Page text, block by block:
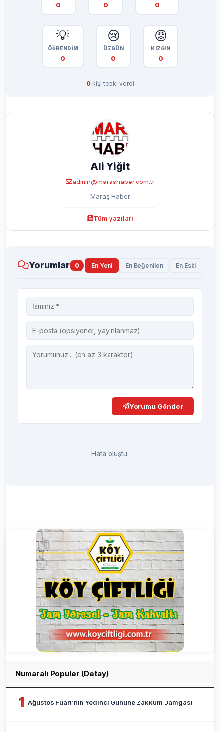
0 0 0
💡
ÖĞRENDİM
0
😢
ÜZGÜN
0
😡
KIZGIN
0
0 kişi tepki verdi
Ali Yiğit
admin@marashaber.com.tr
Maraş Haber
Tüm yazıları
Yorumlar 0 En Yeni En Beğenilen En Eski
Yorumu Gönder
Hata oluştu.
Numaralı Popüler (Detay)
1 Ağustos Fuarı’nın Yedinci Gününe Zakkum Damgası